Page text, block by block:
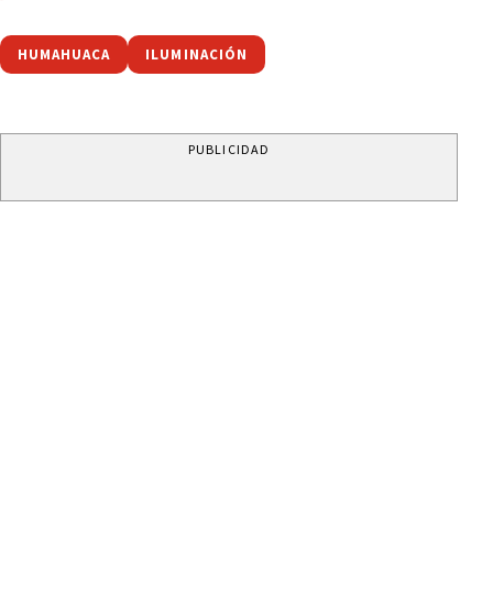
HUMAHUACA ILUMINACIÓN
PUBLICIDAD